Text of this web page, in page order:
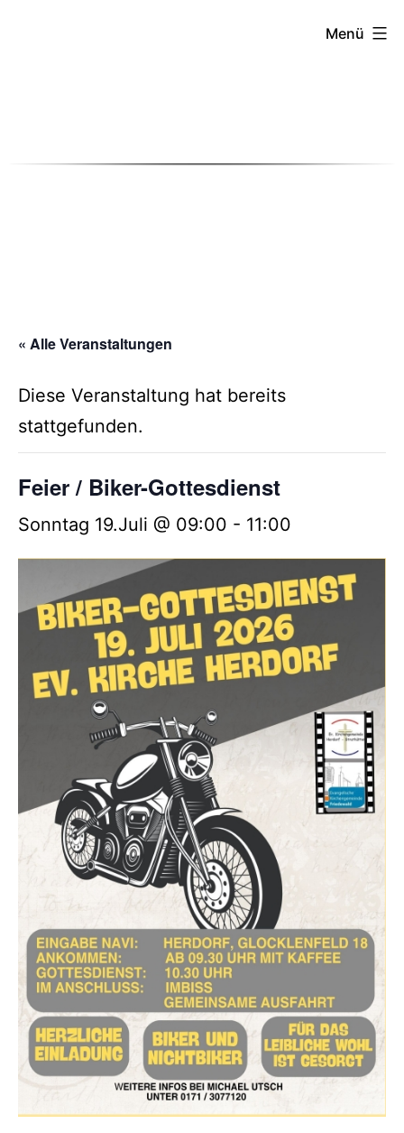
Menü
« Alle Veranstaltungen
Diese Veranstaltung hat bereits
stattgefunden.
Feier / Biker-Gottesdienst
Sonntag 19.Juli @ 09:00 - 11:00